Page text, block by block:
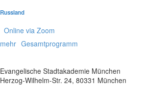
Russland
Online via Zoom
mehr Gesamtprogramm
Evangelische Stadtakademie München
Herzog-Wilhelm-Str. 24, 80331 München